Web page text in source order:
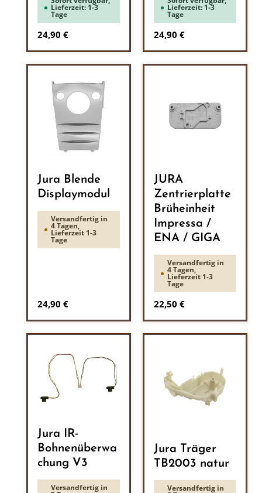
Lieferzeit: 1-3
Tage
Regulärer Preis:
24,90 €
Lieferzeit: 1-3
Tage
Regulärer Preis:
24,90 €
Jura Blende
Displaymodul
Versandfertig in
4 Tagen,
Lieferzeit 1-3
Tage
Regulärer Preis:
24,90 €
JURA
Zentrierplatte
Brüheinheit
Impressa /
ENA / GIGA
Versandfertig in
4 Tagen,
Lieferzeit 1-3
Tage
Regulärer Preis:
22,50 €
Jura IR-
Bohnenüberwa
chung V3
Versandfertig in
Jura Träger
TB2003 natur
Versandfertig in